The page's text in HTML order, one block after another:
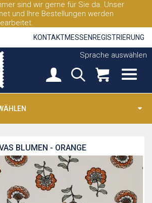
sind wir gerne für Sie da. Unser
und Ihre Bestellungen werden
KONTAKTMESSEN REGISTRIERUNG
Sprache auswählen
BLUMEN - ORANGE